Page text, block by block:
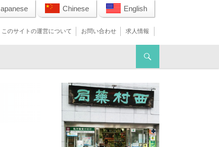
Chinese English
このサイトの運営について お問い合わせ 求人情報